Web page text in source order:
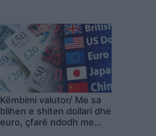
Këmbimi valutor/ Me sa
blihen e shiten dollari dhe
euro, çfarë ndodh me